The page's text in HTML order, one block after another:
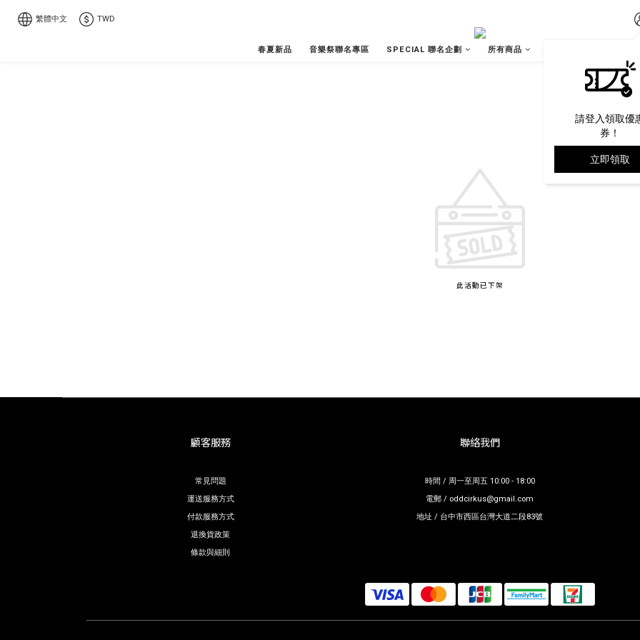
繁體中文 TWD
請登入領取優
券！
立即領取
春夏新品 音樂祭聯名專區 SPECIAL 聯名企劃 所有商品
此活動已下架
顧客服務
常見問題
運送服務方式
付款服務方式
退換貨政策
條款與細則
聯絡我們
時間 / 周一至周五 10:00 - 18:00
電郵 / oddcirkus@gmail.com
地址 / 台中市西區台灣大道二段83號